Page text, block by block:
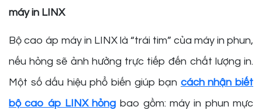
máy in LINX
Bộ cao áp máy in LINX là “trái tim” của máy in phun,
nếu hỏng sẽ ảnh hưởng trực tiếp đến chất lượng in.
Một số dấu hiệu phổ biến giúp bạn cách nhận biết
bộ cao áp LINX hỏng bao gồm: máy in phun mực